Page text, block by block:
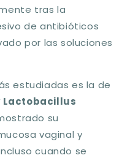
tras la
de antibióticos
por las soluciones
estudiadas es la de
Lactobacillus
su
vaginal y
cuando se